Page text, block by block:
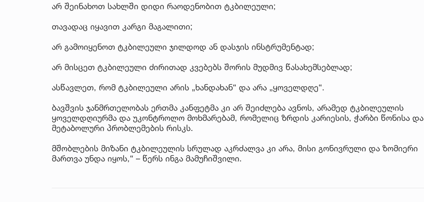
არ შეინახოთ სახლში დიდი რაოდენობით ტკბილეული;
თავადაც იყავით კარგი მაგალითი;
არ გამოიყენოთ ტკბილეული ჯილდოდ ან დასჯის ინსტრუმენტად;
არ მისცეთ ტკბილეული ძირითად კვებებს შორის მუდმივ წასახემსებლად;
ასწავლეთ, რომ ტკბილეული არის „ხანდახან“ და არა „ყოველდღე“.
ბავშვის ჯანმრთელობას ერთმა კანფეტმა კი არ შეიძლება ავნოს, არამედ ტკბილეულის
ყოველდღიურმა და უკონტროლო მოხმარებამ, რომელიც ზრდის კარიესის, ჭარბი წონისა და
მეტაბოლური პრობლემების რისკს.
მშობლების მიზანი ტკბილეულის სრულად აკრძალვა კი არა, მისი გონივრული და ზომიერი
მართვა უნდა იყოს,“ – წერს ინგა მამუჩიშვილი.